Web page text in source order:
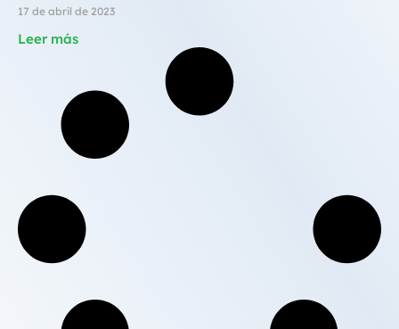
17 de abril de 2023
Leer más